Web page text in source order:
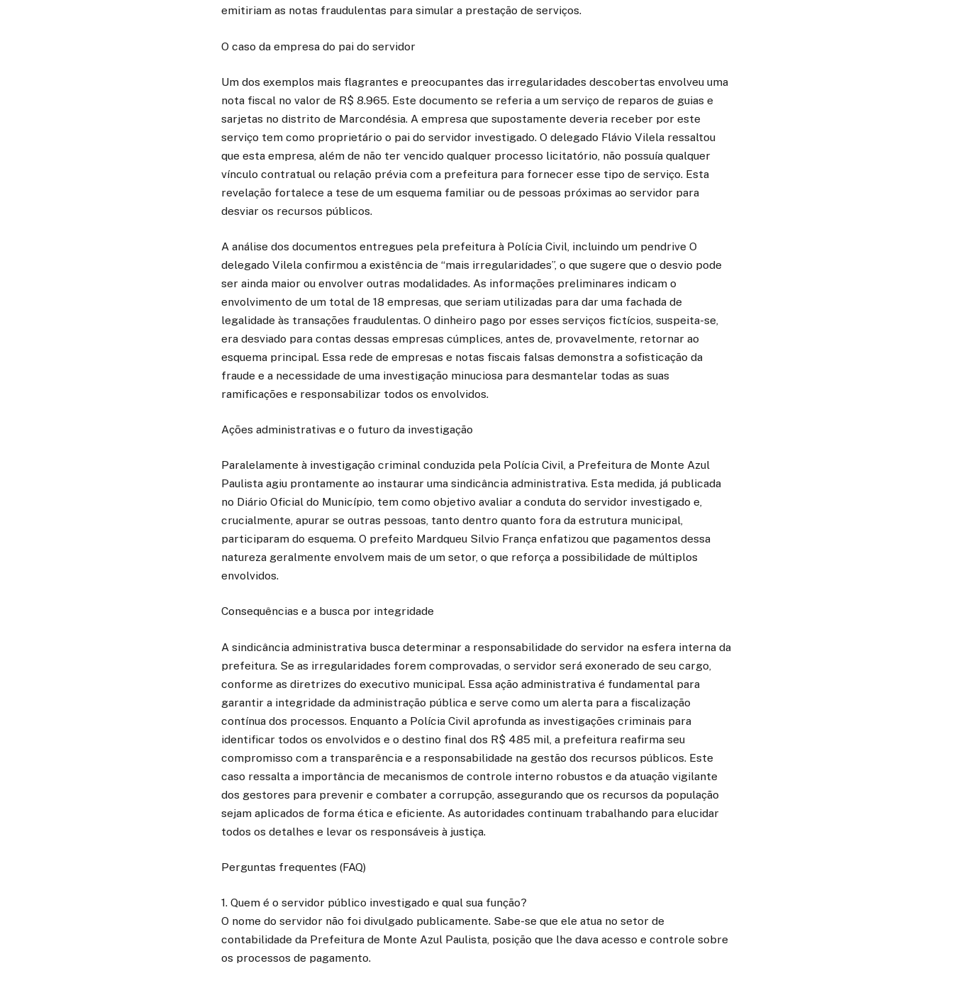
emitiriam as notas fraudulentas para simular a prestação de serviços.
O caso da empresa do pai do servidor
Um dos exemplos mais flagrantes e preocupantes das irregularidades descobertas envolveu uma
nota fiscal no valor de R$ 8.965. Este documento se referia a um serviço de reparos de guias e
sarjetas no distrito de Marcondésia. A empresa que supostamente deveria receber por este
serviço tem como proprietário o pai do servidor investigado. O delegado Flávio Vilela ressaltou
que esta empresa, além de não ter vencido qualquer processo licitatório, não possuía qualquer
vínculo contratual ou relação prévia com a prefeitura para fornecer esse tipo de serviço. Esta
revelação fortalece a tese de um esquema familiar ou de pessoas próximas ao servidor para
desviar os recursos públicos.
A análise dos documentos entregues pela prefeitura à Polícia Civil, incluindo um pendrive O
delegado Vilela confirmou a existência de “mais irregularidades”, o que sugere que o desvio pode
ser ainda maior ou envolver outras modalidades. As informações preliminares indicam o
envolvimento de um total de 18 empresas, que seriam utilizadas para dar uma fachada de
legalidade às transações fraudulentas. O dinheiro pago por esses serviços fictícios, suspeita-se,
era desviado para contas dessas empresas cúmplices, antes de, provavelmente, retornar ao
esquema principal. Essa rede de empresas e notas fiscais falsas demonstra a sofisticação da
fraude e a necessidade de uma investigação minuciosa para desmantelar todas as suas
ramificações e responsabilizar todos os envolvidos.
Ações administrativas e o futuro da investigação
Paralelamente à investigação criminal conduzida pela Polícia Civil, a Prefeitura de Monte Azul
Paulista agiu prontamente ao instaurar uma sindicância administrativa. Esta medida, já publicada
no Diário Oficial do Município, tem como objetivo avaliar a conduta do servidor investigado e,
crucialmente, apurar se outras pessoas, tanto dentro quanto fora da estrutura municipal,
participaram do esquema. O prefeito Mardqueu Silvio França enfatizou que pagamentos dessa
natureza geralmente envolvem mais de um setor, o que reforça a possibilidade de múltiplos
envolvidos.
Consequências e a busca por integridade
A sindicância administrativa busca determinar a responsabilidade do servidor na esfera interna da
prefeitura. Se as irregularidades forem comprovadas, o servidor será exonerado de seu cargo,
conforme as diretrizes do executivo municipal. Essa ação administrativa é fundamental para
garantir a integridade da administração pública e serve como um alerta para a fiscalização
contínua dos processos. Enquanto a Polícia Civil aprofunda as investigações criminais para
identificar todos os envolvidos e o destino final dos R$ 485 mil, a prefeitura reafirma seu
compromisso com a transparência e a responsabilidade na gestão dos recursos públicos. Este
caso ressalta a importância de mecanismos de controle interno robustos e da atuação vigilante
dos gestores para prevenir e combater a corrupção, assegurando que os recursos da população
sejam aplicados de forma ética e eficiente. As autoridades continuam trabalhando para elucidar
todos os detalhes e levar os responsáveis à justiça.
Perguntas frequentes (FAQ)
1. Quem é o servidor público investigado e qual sua função?
O nome do servidor não foi divulgado publicamente. Sabe-se que ele atua no setor de
contabilidade da Prefeitura de Monte Azul Paulista, posição que lhe dava acesso e controle sobre
os processos de pagamento.